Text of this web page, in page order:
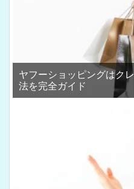
ヤフーショッピングはク
法を完全ガイド